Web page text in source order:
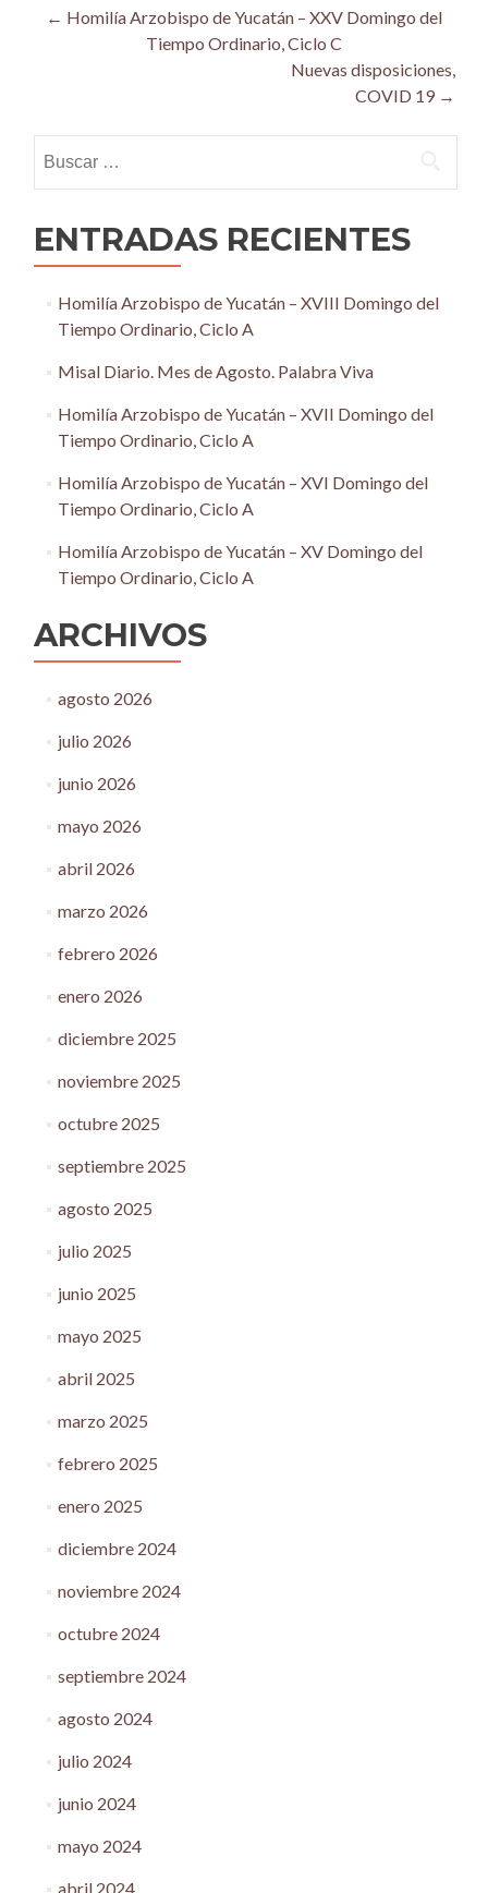
Post
navigation
← Homilía Arzobispo de Yucatán – XXV Domingo del
Tiempo Ordinario, Ciclo C
Nuevas disposiciones,
COVID 19 →
ENTRADAS RECIENTES
Homilía Arzobispo de Yucatán – XVIII Domingo del
Tiempo Ordinario, Ciclo A
Misal Diario. Mes de Agosto. Palabra Viva
Homilía Arzobispo de Yucatán – XVII Domingo del
Tiempo Ordinario, Ciclo A
Homilía Arzobispo de Yucatán – XVI Domingo del
Tiempo Ordinario, Ciclo A
Homilía Arzobispo de Yucatán – XV Domingo del
Tiempo Ordinario, Ciclo A
ARCHIVOS
agosto 2026
julio 2026
junio 2026
mayo 2026
abril 2026
marzo 2026
febrero 2026
enero 2026
diciembre 2025
noviembre 2025
octubre 2025
septiembre 2025
agosto 2025
julio 2025
junio 2025
mayo 2025
abril 2025
marzo 2025
febrero 2025
enero 2025
diciembre 2024
noviembre 2024
octubre 2024
septiembre 2024
agosto 2024
julio 2024
junio 2024
mayo 2024
abril 2024